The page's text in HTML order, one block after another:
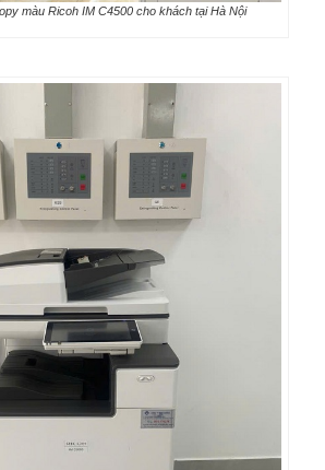
màu Ricoh IM C4500 cho khách tại Hà Nội